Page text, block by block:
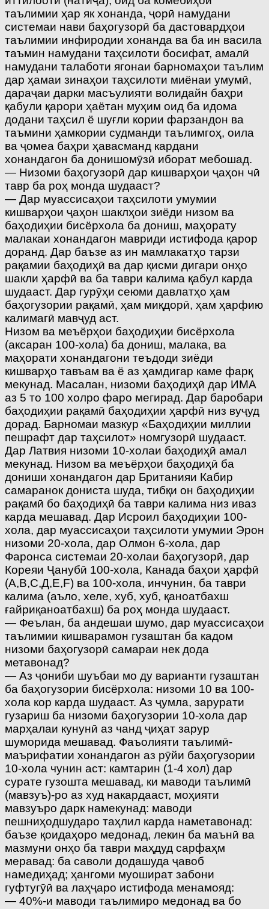
таълимии ҳар як хонанда, ҷорӣ намудани
системаи нави баҳогузорӣ ба дастовардҳои
таълимии инфиродии хонанда ва ба ин васила
таъмин намудани таҳсилоти босифат, амалӣ
намудани талаботи ягонаи барномаҳои таълим
дар ҳамаи зинаҳои таҳсилоти миёнаи умумӣ,
дараҷаи дарки масъулияти волидайн баҳри
қабули қарори ҳаётан муҳим оид ба идома
додани таҳсил ё шуғли кории фарзандон ва
таъмини ҳамкории судманди таълимгоҳ, оила
ва ҷомеа баҳри ҳавасманд кардани
хонандагон ба донишомӯзӣ иборат мебошад.
— Низоми баҳогузорӣ дар кишварҳои ҷаҳон чӣ
тавр ба роҳ монда шудааст?
— Дар муассисаҳои таҳсилоти умумии
кишварҳои ҷаҳон шаклҳои зиёди низом ва
баҳодиҳии бисёрхола ба дониш, маҳорату
малакаи хонандагон мавриди истифода қарор
доранд. Дар баъзе аз ин мамлакатҳо тарзи
рақамии баҳодиҳӣ ва дар қисми дигари онҳо
шакли ҳарфӣ ва ба таври калима қабул карда
шудааст. Дар гурӯҳи сеюми давлатҳо ҳам
баҳогузории рақамӣ, ҳам миқдорӣ, ҳам ҳарфию
калимагӣ мавҷуд аст.
Низом ва меъёрҳои баҳодиҳии бисёрхола
(аксаран 100-хола) ба дониш, малака, ва
маҳорати хонандагони теъдоди зиёди
кишварҳо тавъам ва ё аз ҳамдигар каме фарқ
мекунад. Масалан, низоми баҳодиҳӣ дар ИМА
аз 5 то 100 холро фаро мегирад. Дар баробари
баҳодиҳии рақамӣ баҳодиҳии ҳарфӣ низ вуҷуд
дорад. Барномаи мазкур «Баҳодиҳии миллии
пешрафт дар таҳсилот» номгузорӣ шудааст.
Дар Латвия низоми 10-холаи баҳодиҳӣ амал
мекунад. Низом ва меъёрҳои баҳодиҳӣ ба
дониши хонандагон дар Британияи Кабир
самаранок дониста шуда, тибқи он баҳодиҳии
рақамӣ бо баҳодиҳӣ ба таври калима низ иваз
карда мешавад. Дар Исроил баҳодиҳии 100-
хола, дар муассисаҳои таҳсилоти умумии Эрон
низоми 20-хола, дар Олмон 6-хола, дар
Фаронса системаи 20-холаи баҳогузорӣ, дар
Кореяи Ҷанубӣ 100-хола, Канада баҳои ҳарфӣ
(А,В,С,Д,Е,F) ва 100-хола, инчунин, ба таври
калима (аъло, хеле, хуб, хуб, қаноатбахш
ғайриқаноатбахш) ба роҳ монда шудааст.
— Феълан, ба андешаи шумо, дар муассисаҳои
таълимии кишварамон гузаштан ба кадом
низоми баҳогузорӣ самараи нек дода
метавонад?
— Аз ҷониби шуъбаи мо ду варианти гузаштан
ба баҳогузории бисёрхола: низоми 10 ва 100-
хола кор карда шудааст. Аз ҷумла, зарурати
гузариш ба низоми баҳогузории 10-хола дар
марҳалаи кунунӣ аз чанд ҷиҳат зарур
шуморида мешавад. Фаъолияти таълимӣ-
маърифатии хонандагон аз рӯйи баҳогузории
10-хола чунин аст: камтарин (1-4 хол) дар
сурате гузошта мешавад, ки маводи таълимӣ
(мавзуъ)-ро аз худ накардааст, моҳияти
мавзуъро дарк намекунад: маводи
пешниҳодшударо таҳлил карда наметавонад:
баъзе қоидаҳоро медонад, лекин ба маънӣ ва
мазмуни онҳо ба таври маҳдуд сарфаҳм
меравад: ба саволи додашуда ҷавоб
намедиҳад; ҳангоми муошират забони
гуфтугӯӣ ва лаҳҷаро истифода менамояд:
— 40%-и маводи таълимиро медонад ва бо